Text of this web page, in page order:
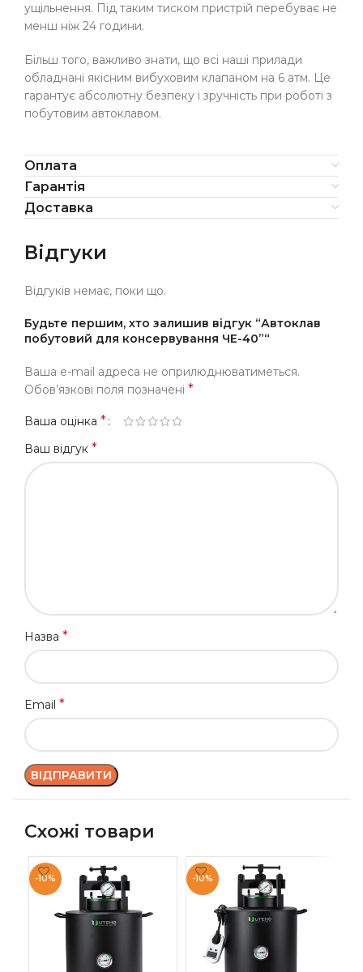
ущільнення. Під таким тиском пристрій перебуває не
менш ніж 24 години.
Більш того, важливо знати, що всі наші прилади
обладнані якісним вибуховим клапаном на 6 атм. Це
гарантує абсолютну безпеку і зручність при роботі з
побутовим автоклавом.
Оплата
Гарантія
Доставка
Відгуки
Відгуків немає, поки що.
Будьте першим, хто залишив відгук “Автоклав
побутовий для консервування ЧЕ-40”“
Ваша e-mail адреса не оприлюднюватиметься.
Обов’язкові поля позначені *
Ваша оцінка *
Ваш відгук *
Назва *
Email *
Схожі товари
-10% -10%